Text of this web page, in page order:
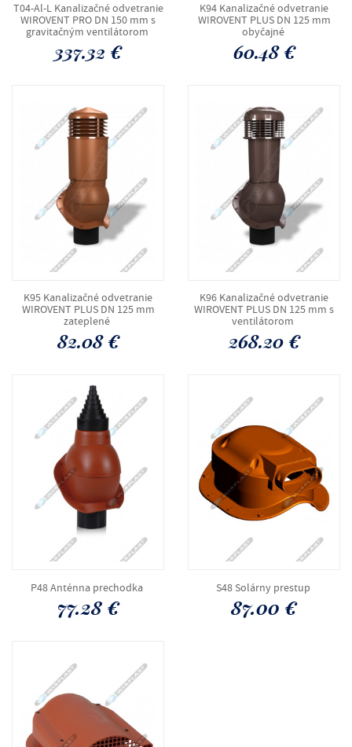
T04-Al-L Kanalizačné odvetranie
WIROVENT PRO DN 150 mm s
gravitačným ventilátorom
337.32 €
K94 Kanalizačné odvetranie
WIROVENT PLUS DN 125 mm
obyčajné
60.48 €
K95 Kanalizačné odvetranie
WIROVENT PLUS DN 125 mm
zateplené
82.08 €
K96 Kanalizačné odvetranie
WIROVENT PLUS DN 125 mm s
ventilátorom
268.20 €
P48 Anténna prechodka
77.28 €
S48 Solárny prestup
87.00 €